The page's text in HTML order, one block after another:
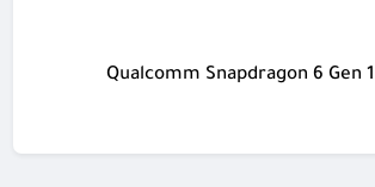
Qualcomm Snapdragon 6 Gen 1